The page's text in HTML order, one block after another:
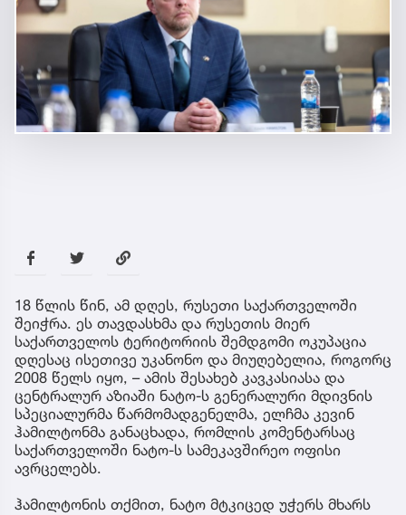
18 წლის წინ, ამ დღეს, რუსეთი საქართველოში
შეიჭრა. ეს თავდასხმა და რუსეთის მიერ
საქართველოს ტერიტორიის შემდგომი ოკუპაცია
დღესაც ისეთივე უკანონო და მიუღებელია, როგორც
2008 წელს იყო, – ამის შესახებ კავკასიასა და
ცენტრალურ აზიაში ნატო-ს გენერალური მდივნის
სპეციალურმა წარმომადგენელმა, ელჩმა კევინ
ჰამილტონმა განაცხადა, რომლის კომენტარსაც
საქართველოში ნატო-ს სამეკავშირეო ოფისი
ავრცელებს.
ჰამილტონის თქმით, ნატო მტკიცედ უჭერს მხარს